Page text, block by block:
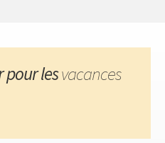
pour lesvacances